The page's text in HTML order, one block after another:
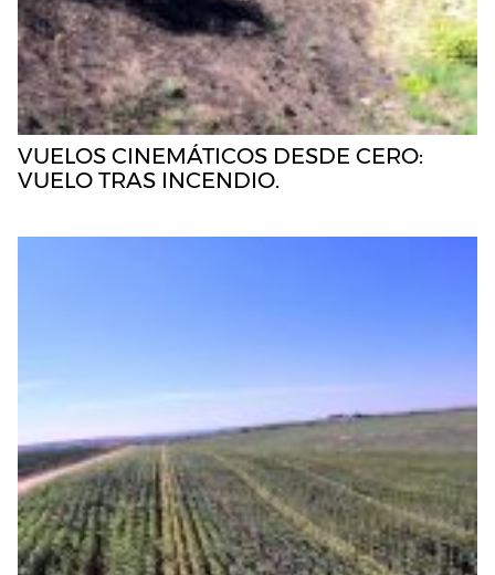
VUELOS CINEMÁTICOS DESDE CERO:
VUELO TRAS INCENDIO.